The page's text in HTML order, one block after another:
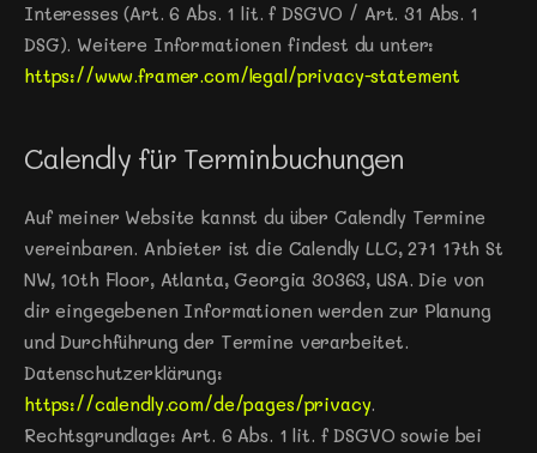
Interesses (Art. 6 Abs. 1 lit. f DSGVO / Art. 31 Abs. 1
https://www.framer.com/legal/privacy-statement
Calendly für Terminbuchungen
Auf meiner Website kannst du über Calendly Termine
vereinbaren. Anbieter ist die Calendly LLC, 271 17th St
NW, 10th Floor, Atlanta, Georgia 30363, USA. Die von
dir eingegebenen Informationen werden zur Planung
und Durchführung der Termine verarbeitet.
https://calendly.com/de/pages/privacy.
Rechtsgrundlage: Art. 6 Abs. 1 lit. f DSGVO sowie bei